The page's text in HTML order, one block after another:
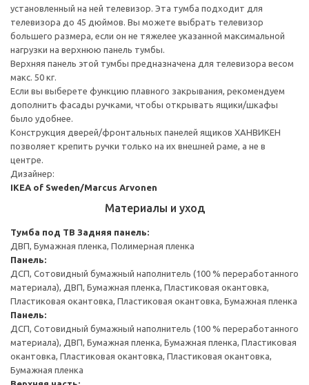
установленный на ней телевизор. Эта тумба подходит для
телевизора до 45 дюймов. Вы можете выбрать телевизор
большего размера, если он не тяжелее указанной максимальной
нагрузки на верхнюю панель тумбы.
Верхняя панель этой тумбы предназначена для телевизора весом
макс. 50 кг.
Если вы выберете функцию плавного закрывания, рекомендуем
дополнить фасады ручками, чтобы открывать ящики/шкафы
было удобнее.
Конструкция дверей/фронтальных панелей ящиков ХАНВИКЕН
позволяет крепить ручки только на их внешней раме, а не в
центре.
Дизайнер:
IKEA of Sweden/Marcus Arvonen
Материалы и уход
Тумба под ТВ Задняя панель:
ДВП, Бумажная пленка, Полимерная пленка
Панель:
ДСП, Сотовидный бумажный наполнитель (100 % переработанного
материала), ДВП, Бумажная пленка, Пластиковая окантовка,
Пластиковая окантовка, Пластиковая окантовка, Бумажная пленка
Панель:
ДСП, Сотовидный бумажный наполнитель (100 % переработанного
материала), ДВП, Бумажная пленка, Бумажная пленка, Пластиковая
окантовка, Пластиковая окантовка, Пластиковая окантовка,
Бумажная пленка